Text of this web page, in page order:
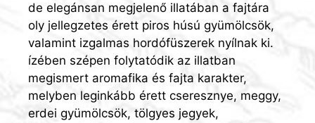
de elegánsan megjelenő illatában a fajtára
oly jellegzetes érett piros húsú gyümölcsök,
valamint izgalmas hordófüszerek nyílnak ki.
ízében szépen folytatódik az illatban
megismert aromafika és fajta karakter,
melyben leginkább érett cseresznye, meggy,
erdei gyümölcsök, tölgyes jegyek,